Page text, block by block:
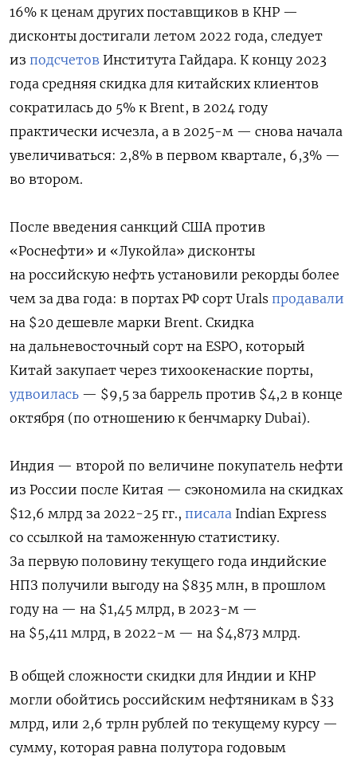
16% к ценам других поставщиков в КНР —
дисконты достигали летом 2022 года, следует
из подсчетов Института Гайдара. К концу 2023
года средняя скидка для китайских клиентов
сократилась до 5% к Brent, в 2024 году
практически исчезла, а в 2025-м — снова начала
увеличиваться: 2,8% в первом квартале, 6,3% —
во втором.
После введения санкций США против
«Роснефти» и «Лукойла» дисконты
на российскую нефть установили рекорды более
чем за два года: в портах РФ сорт Urals продавали
на $20 дешевле марки Brent. Скидка
на дальневосточный сорт на ESPO, который
Китай закупает через тихоокенаские порты,
удвоилась — $9,5 за баррель против $4,2 в конце
октября (по отношению к бенчмарку Dubai).
Индия — второй по величине покупатель нефти
из России после Китая — сэкономила на скидках
$12,6 млрд за 2022-25 гг., писала Indian Express
со ссылкой на таможенную статистику.
За первую половину текущего года индийские
НПЗ получили выгоду на $835 млн, в прошлом
году на — на $1,45 млрд, в 2023-м —
на $5,411 млрд, в 2022-м — на $4,873 млрд.
В общей сложности скидки для Индии и КНР
могли обойтись российским нефтяникам в $33
млрд, или 2,6 трлн рублей по текущему курсу —
сумму, которая равна полутора годовым